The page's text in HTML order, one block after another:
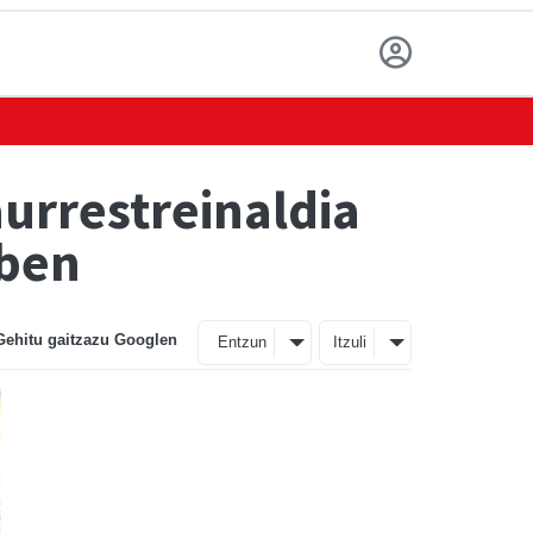
gaitzazu Googlen Entzun Itzuli